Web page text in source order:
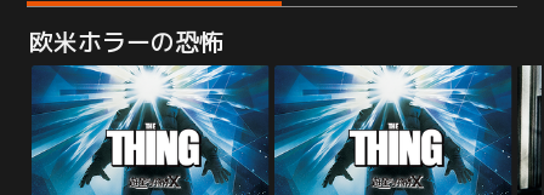
欧米ホラーの恐怖